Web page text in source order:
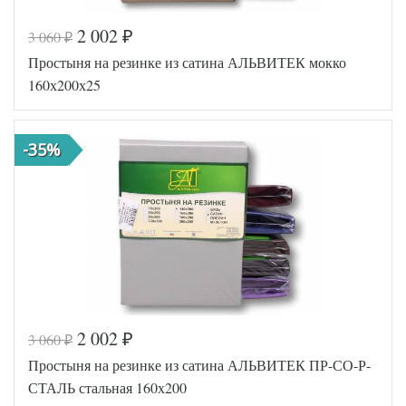
Код товара
576-621
Артикул
AL200092
Ткань
Размер
простыни
140х200
резинке)
Производитель
АльВиТек
Код товара
546-627
Артикул
AL460704
8020265
Ткань
Сатин
3 060₽ 2 002 ₽
Простыня на резинке из сатина АЛЬВИТЕК мокко
160х200х25
-35%
3 060₽ 2 002 ₽
Простыня на резинке из сатина АЛЬВИТЕК ПР-СО-Р-
СТАЛЬ стальная 160х200